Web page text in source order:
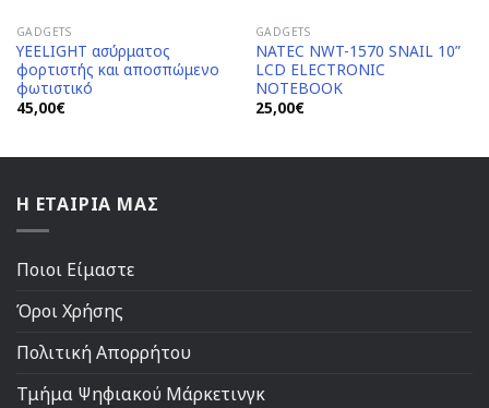
GADGETS
YEELIGHT ασύρματος
φορτιστής και αποσπώμενο
φωτιστικό
45,00€
GADGETS
NATEC NWT-1570 SNAIL 10”
LCD ELECTRONIC
NOTEBOOK
25,00€
Η ΕΤΑΙΡΙΑ ΜΑΣ
Ποιοι Είμαστε
Όροι Χρήσης
Πολιτική Απορρήτου
Τμήμα Ψηφιακού Μάρκετινγκ